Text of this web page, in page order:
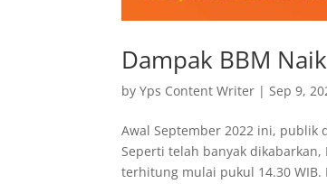
Dampak BBM
byYps Content Writer |Sep 9,
Awal September 2022 ini, publik
Seperti telah banyak
terhitung mulai pukul 14.30 WIB.